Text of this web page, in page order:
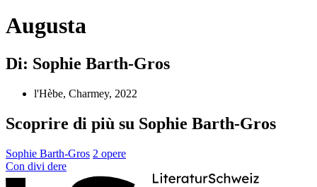
Augusta
Di: Sophie Barth-Gros
l'Hèbe, Charmey, 2022
Scoprire di più su Sophie Barth-Gros
Sophie Barth-Gros 2 opere
Con divi dere